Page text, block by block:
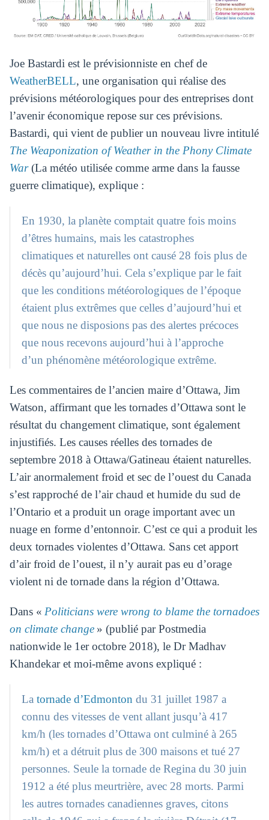
Joe Bastardi est le prévisionniste en chef de
WeatherBELL, une organisation qui réalise des
prévisions météorologiques pour des entreprises dont
l’avenir économique repose sur ces prévisions.
Bastardi, qui vient de publier un nouveau livre intitulé
The Weaponization of Weather in the Phony Climate
War(La météo utilisée comme arme dans la fausse
guerre climatique), explique :
En 1930, la planète comptait quatre fois moins
d’êtres humains, mais les catastrophes
climatiques et naturelles ont causé 28 fois plus de
décès qu’aujourd’hui. Cela s’explique par le fait
que les conditions météorologiques de l’époque
étaient plus extrêmes que celles d’aujourd’hui et
que nous ne disposions pas des alertes précoces
que nous recevons aujourd’hui à l’approche
d’un phénomène météorologique extrême.
Les commentaires de l’ancien maire d’Ottawa, Jim
Watson, affirmant que les tornades d’Ottawa sont le
résultat du changement climatique, sont également
injustifiés. Les causes réelles des tornades de
septembre 2018 à Ottawa/Gatineau étaient naturelles.
L’air anormalement froid et sec de l’ouest du Canada
s’est rapproché de l’air chaud et humide du sud de
l’Ontario et a produit un orage important avec un
nuage en forme d’entonnoir. C’est ce qui a produit les
deux tornades violentes d’Ottawa. Sans cet apport
d’air froid de l’ouest, il n’y aurait pas eu d’orage
violent ni de tornade dans la région d’Ottawa.
Dans « Politicians were wrong to blame the tornadoes
on climate change» (publié par Postmedia
nationwide le 1er octobre 2018), le Dr Madhav
Khandekar et moi-même avons expliqué :
Latornade d’Edmonton du 31 juillet 1987 a
connu des vitesses de vent allant jusqu’à 417
km/h (les tornades d’Ottawa ont culminé à 265
km/h) et a détruit plus de 300 maisons et tué 27
personnes. Seule la tornade de Regina du 30 juin
1912 a été plus meurtrière, avec 28 morts. Parmi
les autres tornades canadiennes graves, citons